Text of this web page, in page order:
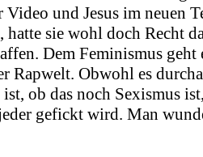
und Jesus im neuen
hatte sie wohl doch Recht
Dem Feminismus geht
Rapwelt. Obwohl es
ob das noch Sexismus
gefickt wird. Man